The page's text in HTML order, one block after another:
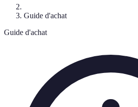
Guide d'achat
Guide d'achat